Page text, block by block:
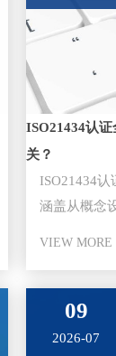
ISO21434认
关？
ISO21434
涵盖从概念
VIEW
09
2026-07